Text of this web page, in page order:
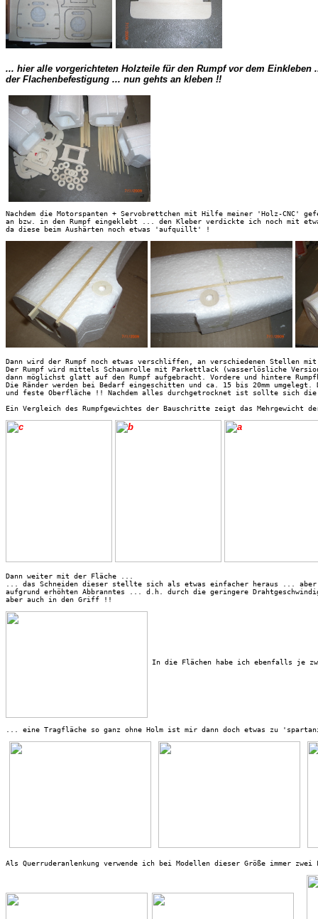
... hier alle vorgerichteten Holzteile für den Rumpf vor dem
der Flachenbefestigung ... nun gehts an kleben !!
Nachdem die Motorspanten + Servobrettchen mit Hilfe meiner 'Holz-
an bzw. in den Rumpf eingeklebt ... den Kleber verdickte ich noch mit
da diese beim Aushärten noch etwas 'aufquillt' !
Dann wird der Rumpf noch etwas verschliffen, an verschiedenen Stellen
Der Rumpf wird mittels Schaumrolle mit Parkettlack (wasserlösliche
dann möglichst glatt auf den Rumpf aufgebracht. Vordere und hintere
Die Ränder werden bei Bedarf eingeschitten und ca. 15 bis 20mm
und feste Oberfläche !! Nachdem alles durchgetrocknet ist sollte sich
Ein Vergleich des Rumpfgewichtes der Bauschritte zeigt das
Dann weiter mit der Fläche ...
... das Schneiden dieser stellte sich als etwas einfacher heraus ... aber
aufgrund erhöhten Abbranntes ... d.h. durch die geringere
aber auch in den Griff !!
In die Flächen habe ich ebenfalls je
... eine Tragfläche so ganz ohne Holm ist mir dann doch etwas zu
Als Querruderanlenkung verwende ich bei Modellen dieser Größe immer